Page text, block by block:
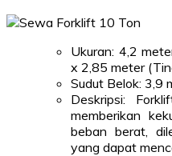
Ukuran: 4,2
x 2,85 meter
Sudut Belok: 3,9
Deskripsi:
memberikan
beban berat,
yang dapat